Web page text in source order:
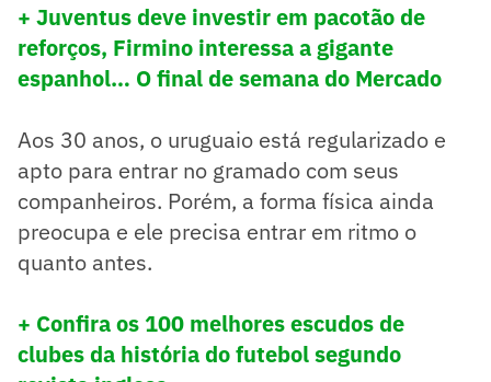
+ Juventus deve investir em pacotão de
reforços, Firmino interessa a gigante
espanhol… O final de semana do Mercado
Aos 30 anos, o uruguaio está regularizado e
apto para entrar no gramado com seus
companheiros. Porém, a forma física ainda
preocupa e ele precisa entrar em ritmo o
quanto antes.
+ Confira os 100 melhores escudos de
clubes da história do futebol segundo